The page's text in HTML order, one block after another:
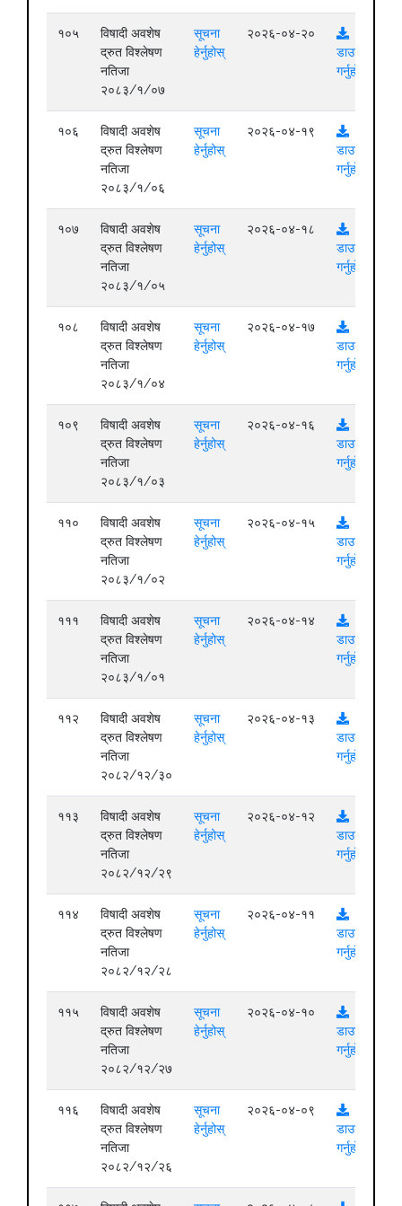
१०५
विषादी अवशेष
द्रुत विश्लेषण
नतिजा
२०८३/१/०७
सूचना
हेर्नुहोस्
२०२६-०४-२०
डाउनलोड
गर्नुहोस्
१०६
विषादी अवशेष
द्रुत विश्लेषण
नतिजा
२०८३/१/०६
सूचना
हेर्नुहोस्
२०२६-०४-१९
डाउनलोड
गर्नुहोस्
१०७
विषादी अवशेष
द्रुत विश्लेषण
नतिजा
२०८३/१/०५
सूचना
हेर्नुहोस्
२०२६-०४-१८
डाउनलोड
गर्नुहोस्
१०८
विषादी अवशेष
द्रुत विश्लेषण
नतिजा
२०८३/१/०४
सूचना
हेर्नुहोस्
२०२६-०४-१७
डाउनलोड
गर्नुहोस्
१०९
विषादी अवशेष
द्रुत विश्लेषण
नतिजा
२०८३/१/०३
सूचना
हेर्नुहोस्
२०२६-०४-१६
डाउनलोड
गर्नुहोस्
११०
विषादी अवशेष
द्रुत विश्लेषण
नतिजा
२०८३/१/०२
सूचना
हेर्नुहोस्
२०२६-०४-१५
डाउनलोड
गर्नुहोस्
१११
विषादी अवशेष
द्रुत विश्लेषण
नतिजा
२०८३/१/०१
सूचना
हेर्नुहोस्
२०२६-०४-१४
डाउनलोड
गर्नुहोस्
११२
विषादी अवशेष
द्रुत विश्लेषण
नतिजा
२०८२/१२/३०
सूचना
हेर्नुहोस्
२०२६-०४-१३
डाउनलोड
गर्नुहोस्
११३
विषादी अवशेष
द्रुत विश्लेषण
नतिजा
२०८२/१२/२९
सूचना
हेर्नुहोस्
२०२६-०४-१२
डाउनलोड
गर्नुहोस्
११४
विषादी अवशेष
द्रुत विश्लेषण
नतिजा
२०८२/१२/२८
सूचना
हेर्नुहोस्
२०२६-०४-११
डाउनलोड
गर्नुहोस्
११५
विषादी अवशेष
द्रुत विश्लेषण
नतिजा
२०८२/१२/२७
सूचना
हेर्नुहोस्
२०२६-०४-१०
डाउनलोड
गर्नुहोस्
११६
विषादी अवशेष
द्रुत विश्लेषण
नतिजा
२०८२/१२/२६
सूचना
हेर्नुहोस्
२०२६-०४-०९
डाउनलोड
गर्नुहोस्